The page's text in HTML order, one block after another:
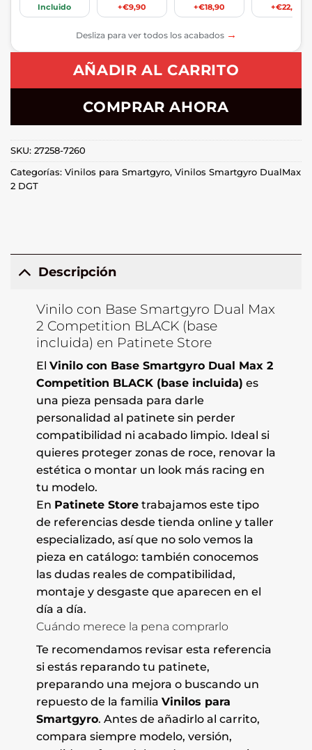
Incluido +€9,90 +€18,90 +€22,90
Desliza para ver todos los acabados →
AÑADIR AL CARRITO
COMPRAR AHORA
SKU: 27258-7260
Categorías: Vinilos para Smartgyro, Vinilos Smartgyro DualMax
2 DGT
Descripción
Vinilo con Base Smartgyro Dual Max
2 Competition BLACK (base
incluida) en Patinete Store
El Vinilo con Base Smartgyro Dual Max 2
Competition BLACK (base incluida) es
una pieza pensada para darle
personalidad al patinete sin perder
compatibilidad ni acabado limpio. Ideal si
quieres proteger zonas de roce, renovar la
estética o montar un look más racing en
tu modelo.
En Patinete Storetrabajamos este tipo
de referencias desde tienda online y taller
especializado, así que no solo vemos la
pieza en catálogo: también conocemos
las dudas reales de compatibilidad,
montaje y desgaste que aparecen en el
día a día.
Cuándo merece la pena comprarlo
Te recomendamos revisar esta referencia
si estás reparando tu patinete,
preparando una mejora o buscando un
repuesto de la familia Vinilos para
Smartgyro. Antes de añadirlo al carrito,
compara siempre modelo, versión,